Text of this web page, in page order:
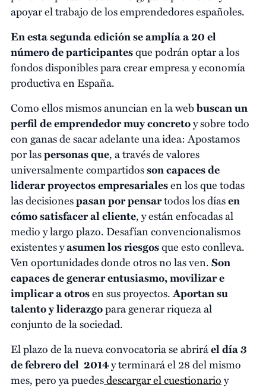
apoyar el trabajo de los emprendedores españoles.
En esta segunda edición se amplía a 20 el
número de participantesque podrán optar a los
fondos disponibles para crear empresa y economía
productiva en España.
Como ellos mismos anuncian en la webbuscan un
perfil de emprendedor muy concretoy sobre todo
con ganas de sacar adelante una idea: Apostamos
por laspersonas que, a través de valores
universalmente compartidosson capaces de
liderar proyectosempresarialesen los que todas
las decisionespasan por pensartodos los díasen
cómo satisfacer al cliente, y están enfocadas al
medio y largo plazo. Desafían convencionalismos
existentes yasumen los riesgosque esto conlleva.
Ven oportunidades donde otros no las ven.Son
capaces de generar entusiasmo, movilizar e
implicar a otrosen sus proyectos.Aportan su
talento y liderazgopara generar riqueza al
conjunto de la sociedad.
El plazo de la nueva convocatoria se abriráel día 3
de febrerodel 2014y terminará el 28 del mismo
mes, pero ya puedesdescargar el cuestionarioy